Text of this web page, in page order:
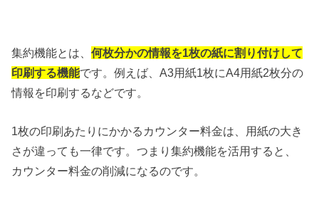
集約機能とは、何枚分かの情報を1枚の紙に割り付けして
印刷する機能です。例えば、A3用紙1枚にA4用紙2枚分の
情報を印刷するなどです。
1枚の印刷あたりにかかるカウンター料金は、用紙の大き
さが違っても一律です。つまり集約機能を活用すると、
カウンター料金の削減になるのです。